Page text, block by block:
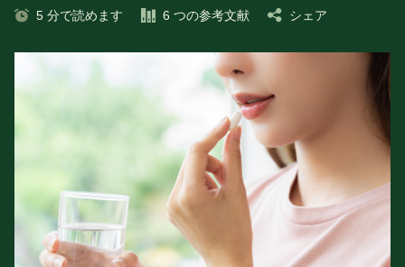
5 分で読めます 6 つの参考文献 シェア